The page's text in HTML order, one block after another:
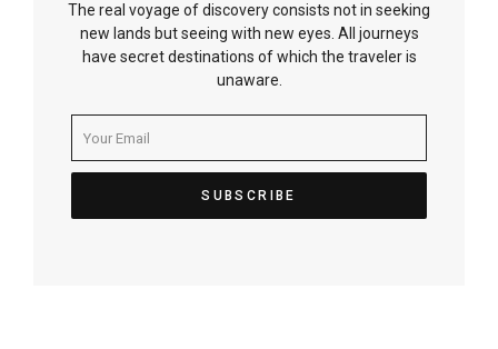
The real voyage of discovery consists not in seeking
new lands but seeing with new eyes. All journeys
have secret destinations of which the traveler is
unaware.